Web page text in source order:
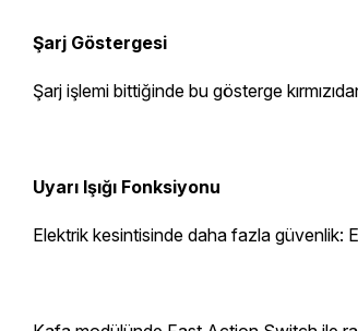
Şarj Göstergesi
Şarj işlemi bittiğinde bu gösterge
Uyarı Işığı Fonksiyonu
Elektrik kesintisinde daha fazla güvenlik: